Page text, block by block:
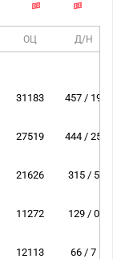
ОЦ Д/Н
31183 457 / 19
27519 444 / 25
21626 315 / 5
11272 129 / 0
12113 66 / 7